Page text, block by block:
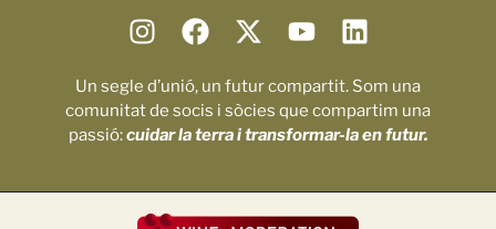
Un segle d’unió, un futur compartit. Som una
comunitat de socis i sòcies que compartim una
passió:cuidar la terra i transformar-la en futur.